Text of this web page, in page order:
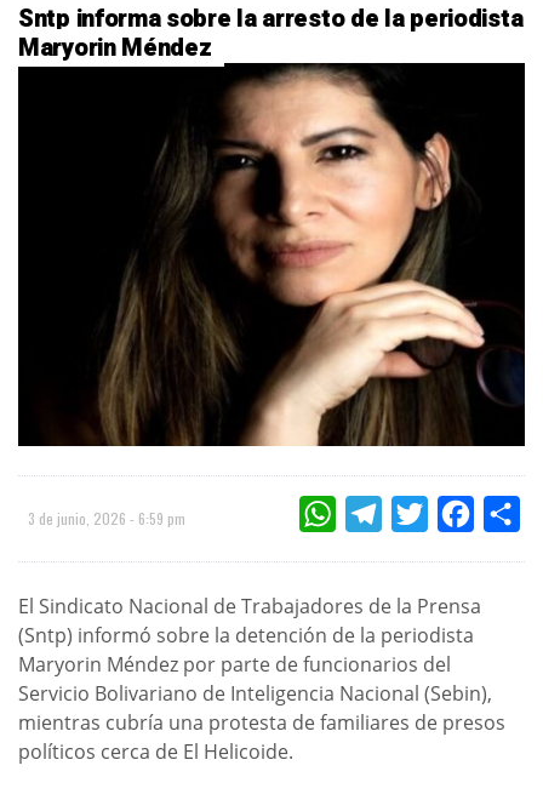
Sntp informa sobre la arresto de la periodista
Maryorin Méndez
3 de junio, 2026 - 6:59 pm WHATSAPPTELEGRAMTWITTER
El Sindicato Nacional de Trabajadores de la Prensa
(Sntp) informó sobre la detención de la periodista
Maryorin Méndez por parte de funcionarios del
Servicio Bolivariano de Inteligencia Nacional (Sebin),
mientras cubría una protesta de familiares de presos
políticos cerca de El Helicoide.